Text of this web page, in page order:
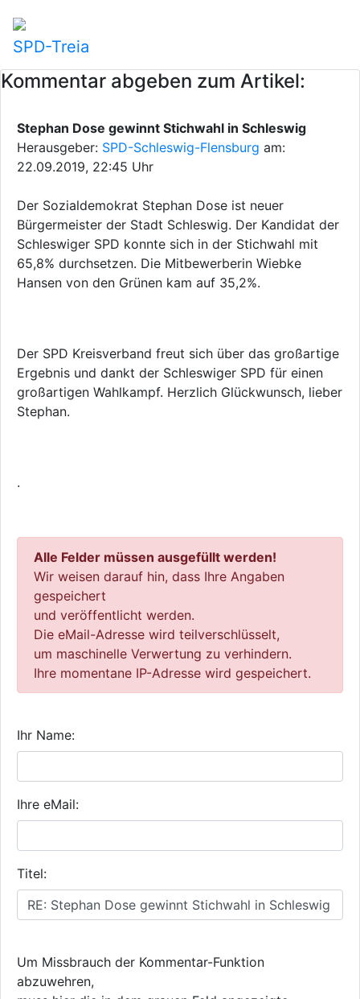
SPD-Treia
Kommentar abgeben zum Artikel:
Stephan Dose gewinnt Stichwahl in Schleswig
Herausgeber: SPD-Schleswig-Flensburg am:
22.09.2019, 22:45 Uhr
Der Sozialdemokrat Stephan Dose ist neuer
Bürgermeister der Stadt Schleswig. Der Kandidat der
Schleswiger SPD konnte sich in der Stichwahl mit
65,8% durchsetzen. Die Mitbewerberin Wiebke
Hansen von den Grünen kam auf 35,2%.
Der SPD Kreisverband freut sich über das großartige
Ergebnis und dankt der Schleswiger SPD für einen
großartigen Wahlkampf. Herzlich Glückwunsch, lieber
Stephan.
.
Alle Felder müssen ausgefüllt werden!
Wir weisen darauf hin, dass Ihre Angaben
gespeichert
und veröffentlicht werden.
Die eMail-Adresse wird teilverschlüsselt,
um maschinelle Verwertung zu verhindern.
Ihre momentane IP-Adresse wird gespeichert.
Ihr Name:
Ihre eMail:
Titel:
Um Missbrauch der Kommentar-Funktion
abzuwehren,